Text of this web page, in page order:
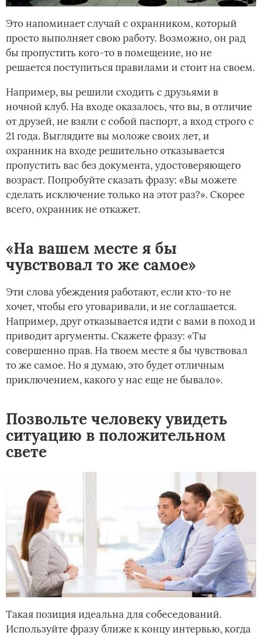
Это напоминает случай с охранником, который
просто выполняет свою работу. Возможно, он рад
бы пропустить кого-то в помещение, но не
решается поступиться правилами и стоит на своем.
Например, вы решили сходить с друзьями в
ночной клуб. На входе оказалось, что вы, в отличие
от друзей, не взяли с собой паспорт, а вход строго с
21 года. Выглядите вы моложе своих лет, и
охранник на входе решительно отказывается
пропустить вас без документа, удостоверяющего
возраст. Попробуйте сказать фразу: «Вы можете
сделать исключение только на этот раз?». Скорее
всего, охранник не откажет.
«На вашем месте я бы
чувствовал то же самое»
Эти слова убеждения работают, если кто-то не
хочет, чтобы его уговаривали, и не соглашается.
Например, друг отказывается идти с вами в поход и
приводит аргументы. Скажете фразу: «Ты
совершенно прав. На твоем месте я бы чувствовал
то же самое. Но я думаю, это будет отличным
приключением, какого у нас еще не бывало».
Позвольте человеку увидеть
ситуацию в положительном
свете
Такая позиция идеальна для собеседований.
Используйте фразу ближе к концу интервью, когда